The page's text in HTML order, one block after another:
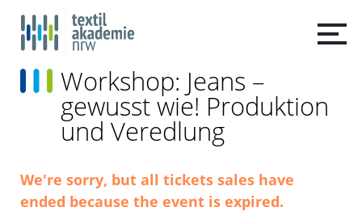
Workshop: Jeans –
gewusst wie! Produktion
und Veredlung
We're sorry, but all tickets sales have
ended because the event is expired.